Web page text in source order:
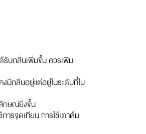
รับกลิ่นเพิ่มขึ้น ควรเพิ่ม
มีกลิ่นอยู่แต่อยู่ในระดับที่ไม่
กษณ์ยิ่งขึ้น
รจุดเทียน การใช้เตาต้ม